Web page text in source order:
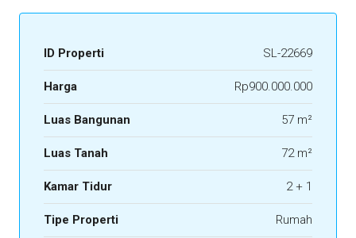
ID Properti SL-22669
Harga Rp900.000.000
Luas Bangunan 57 m²
Luas Tanah 72 m²
Kamar Tidur 2 + 1
Tipe Properti Rumah